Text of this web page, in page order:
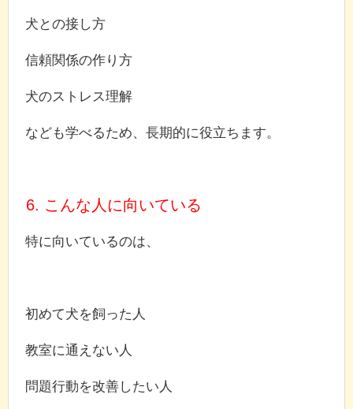
犬との接し方
信頼関係の作り方
犬のストレス理解
なども学べるため、長期的に役立ちます。
6. こんな人に向いている
特に向いているのは、
初めて犬を飼った人
教室に通えない人
問題行動を改善したい人